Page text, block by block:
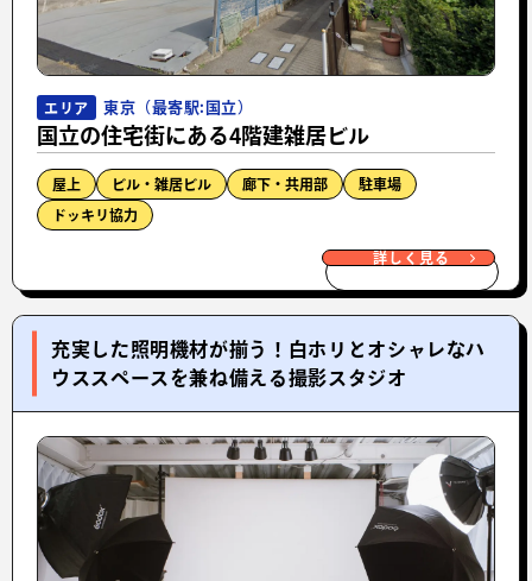
エリア 東京（最寄駅:国立）
国立の住宅街にある4階建雑居ビル
屋上 ビル・雑居ビル 廊下・共用部 駐車場
ドッキリ協力
詳しく見る
充実した照明機材が揃う！白ホリとオシャレなハ
ウススペースを兼ね備える撮影スタジオ